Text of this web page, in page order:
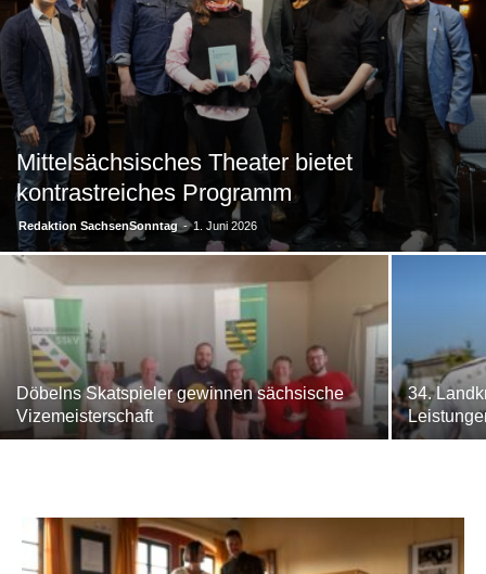
Mittelsächsisches Theater bietet
kontrastreiches Programm
Redaktion SachsenSonntag - 1. Juni 2026
Döbelns Skatspieler gewinnen sächsische
Vizemeisterschaft
34.